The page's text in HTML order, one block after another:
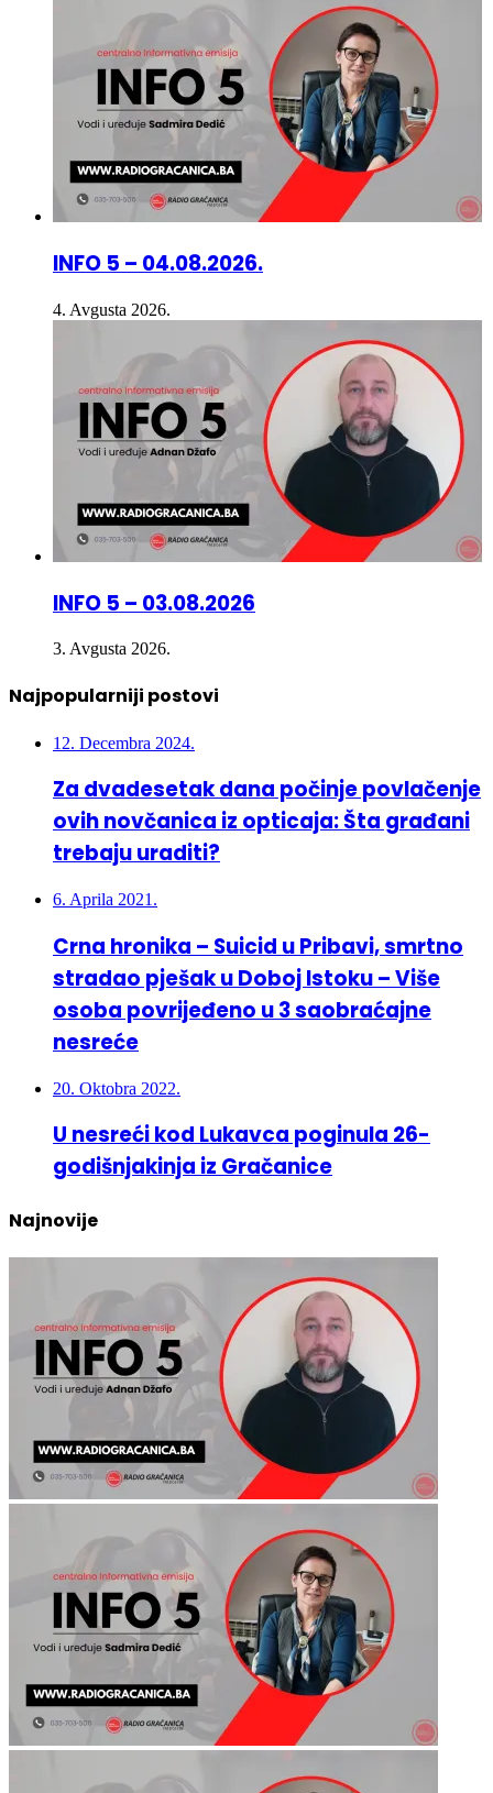
INFO 5 – 04.08.2026.
4. Avgusta 2026.
INFO 5 – 03.08.2026
3. Avgusta 2026.
Najpopularniji postovi
12. Decembra 2024.
Za dvadesetak dana počinje povlačenje
ovih novčanica iz opticaja: Šta građani
trebaju uraditi?
6. Aprila 2021.
Crna hronika – Suicid u Pribavi, smrtno
stradao pješak u Doboj Istoku – Više
osoba povrijeđeno u 3 saobraćajne
nesreće
20. Oktobra 2022.
U nesreći kod Lukavca poginula 26-
godišnjakinja iz Gračanice
Najnovije